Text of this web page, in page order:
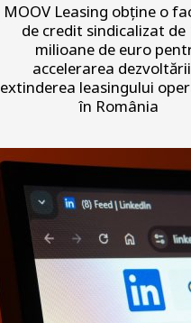
MOOV Leasing obține o
de credit sindicalizat de
milioane de euro
accelerarea
extinderea leasingului
în România